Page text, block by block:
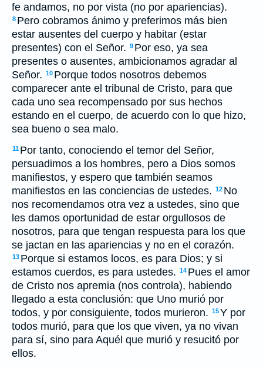
fe andamos, no por vista (no por apariencias).
8 Pero cobramos ánimo y preferimos más bien
estar ausentes del cuerpo y habitar (estar
presentes) con el Señor. 9 Por eso, ya sea
presentes o ausentes, ambicionamos agradar al
Señor. 10 Porque todos nosotros debemos
comparecer ante el tribunal de Cristo, para que
cada uno sea recompensado por sus hechos
estando en el cuerpo, de acuerdo con lo que hizo,
sea bueno o sea malo.
11 Por tanto, conociendo el temor del Señor,
persuadimos a los hombres, pero a Dios somos
manifiestos, y espero que también seamos
manifiestos en las conciencias de ustedes. 12 No
nos recomendamos otra vez a ustedes, sino que
les damos oportunidad de estar orgullosos de
nosotros, para que tengan respuesta para los que
se jactan en las apariencias y no en el corazón.
13 Porque si estamos locos, es para Dios; y si
estamos cuerdos, es para ustedes. 14 Pues el amor
de Cristo nos apremia (nos controla), habiendo
llegado a esta conclusión: que Uno murió por
todos, y por consiguiente, todos murieron. 15Y por
todos murió, para que los que viven, ya no vivan
para sí, sino para Aquél que murió y resucitó por
ellos.